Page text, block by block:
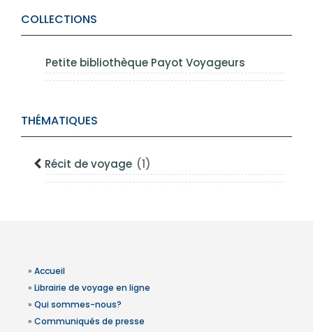
COLLECTIONS
Petite bibliothèque Payot Voyageurs
THÉMATIQUES
Récit de voyage (1)
» Accueil
» Librairie de voyage en ligne
» Qui sommes-nous?
» Communiqués de presse